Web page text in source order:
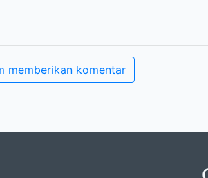
memberikan komentar